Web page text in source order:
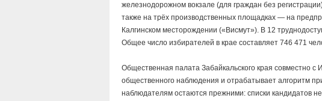
железнодорожном вокзале (для граждан без
также на трёх производственных площадках — на
Калгинском месторождении («Висмут»). В 12
Общее число избирателей в крае составляет 746 471
Общественная палата Забайкальского края совместно
общественного наблюдения и отрабатывает алгоритм
наблюдателям остаются прежними: списки кандидатов